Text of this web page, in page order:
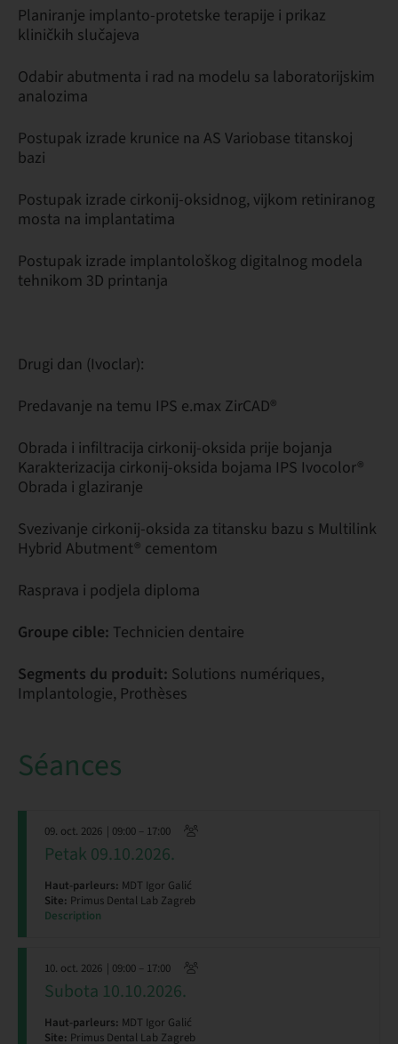
Planiranje implanto-protetske terapije i prikaz
kliničkih slučajeva
Odabir abutmenta i rad na modelu sa laboratorijskim
analozima
Postupak izrade krunice na AS Variobase titanskoj
bazi
Postupak izrade cirkonij-oksidnog, vijkom retiniranog
mosta na implantatima
Postupak izrade implantološkog digitalnog modela
tehnikom 3D printanja
Drugi dan (Ivoclar):
Predavanje na temu IPS e.max ZirCAD®
Obrada i infiltracija cirkonij-oksida prije bojanja
Karakterizacija cirkonij-oksida bojama IPS Ivocolor®
Obrada i glaziranje
Svezivanje cirkonij-oksida za titansku bazu s Multilink
Hybrid Abutment® cementom
Rasprava i podjela diploma
Groupe cible: Technicien dentaire
Segments du produit: Solutions numériques,
Implantologie, Prothèses
Séances
09. oct. 2026 | 09:00 – 17:00
Petak 09.10.2026.
Haut-parleurs: MDT Igor Galić
Site: Primus Dental Lab Zagreb
Description
10. oct. 2026 | 09:00 – 17:00
Subota 10.10.2026.
Haut-parleurs: MDT Igor Galić
Site: Primus Dental Lab Zagreb